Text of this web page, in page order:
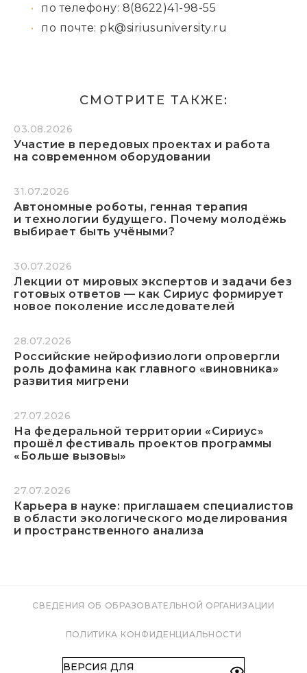
по телефону: 8(8622)41-98-55
по почте: pk@siriusuniversity.ru
СМОТРИТЕ ТАКЖЕ:
03.08.2026
Участие в передовых проектах и работа
на современном оборудовании
31.07.2026
Автономные роботы, генная терапия
и технологии будущего. Почему молодёжь
выбирает быть учёными?
30.07.2026
Лекции от мировых экспертов и задачи без
готовых ответов — как Сириус формирует
новое поколение исследователей
28.07.2026
Российские нейрофизиологи опровергли
роль дофамина как главного «виновника»
развития мигрени
27.07.2026
На федеральной территории «Сириус»
прошёл фестиваль проектов программы
«Больше вызовы»
27.07.2026
Карьера в науке: приглашаем специалистов
в области экологического моделирования
и пространственного анализа
СВЕДЕНИЯ ОБ ОБРАЗОВАТЕЛЬНОЙ ОРГАНИЗАЦИИ
ПОЛИТИКА КОНФИДЕНЦИАЛЬНОСТИ
ВЕРСИЯ ДЛЯ